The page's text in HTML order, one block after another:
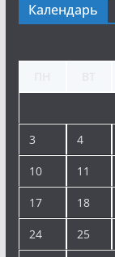
Календарь
3 4
10 11
17 18
24 25